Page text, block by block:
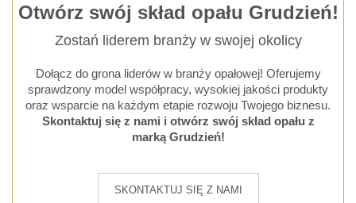
Otwórz swój skład opału Grudzień!
Zostań liderem branży w swojej okolicy
Dołącz do grona liderów w branży opałowej! Oferujemy
sprawdzony model współpracy, wysokiej jakości produkty
oraz wsparcie na każdym etapie rozwoju Twojego biznesu.
Skontaktuj się z nami i otwórz swój skład opału z
marką Grudzień!
SKONTAKTUJ SIĘ Z NAMI